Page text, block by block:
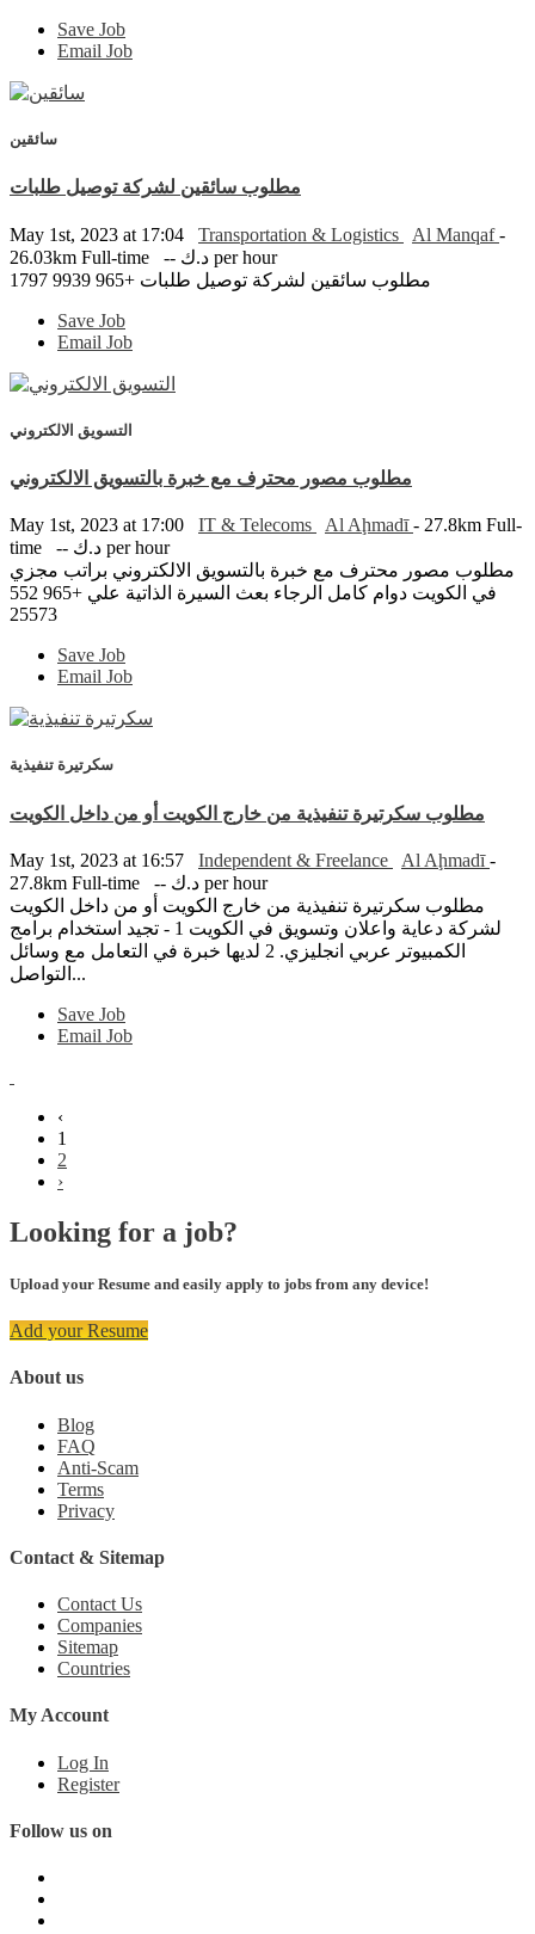
Save Job
Email Job
سائقين
مطلوب سائقين لشركة توصيل طلبات
May 1st, 2023 at 17:04 Transportation & Logistics Al Manqaf-
26.03km Full-time
-- د.ك per hour
مطلوب سائقين لشركة توصيل طلبات +965 9939 1797
Save Job
Email Job
التسويق الالكتروني
مطلوب مصور محترف مع خبرة بالتسويق الالكتروني
May 1st, 2023 at 17:00 IT & Telecoms Al Aḩmadī- 27.8km Full-
time
-- د.ك per hour
مطلوب مصور محترف مع خبرة بالتسويق الالكتروني براتب مجزي
في الكويت دوام كامل الرجاء بعث السيرة الذاتية علي +965 552
25573
Save Job
Email Job
سكرتيرة تنفيذية
مطلوب سكرتيرة تنفيذية من خارج الكويت أو من داخل الكويت
May 1st, 2023 at 16:57 Independent & Freelance Al Aḩmadī-
27.8km Full-time
-- د.ك per hour
مطلوب سكرتيرة تنفيذية من خارج الكويت أو من داخل الكويت
لشركة دعاية واعلان وتسويق في الكويت 1 - تجيد استخدام برامج
الكمبيوتر عربي انجليزي. 2 لديها خبرة في التعامل مع وسائل
التواصل...
Save Job
Email Job
‹
1
2
›
Looking for a job?
Upload your Resume and easily apply to jobs from any device!
Add your Resume
About us
Blog
FAQ
Anti-Scam
Terms
Privacy
Contact & Sitemap
Contact Us
Companies
Sitemap
Countries
My Account
Log In
Register
Follow us on